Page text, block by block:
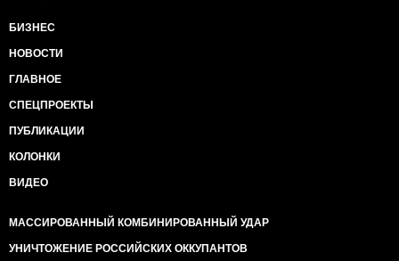
БИЗНЕС
НОВОСТИ
ГЛАВНОЕ
СПЕЦПРОЕКТЫ
ПУБЛИКАЦИИ
КОЛОНКИ
ВИДЕО
МАССИРОВАННЫЙ КОМБИНИРОВАННЫЙ УДАР
УНИЧТОЖЕНИЕ РОССИЙСКИХ ОККУПАНТОВ